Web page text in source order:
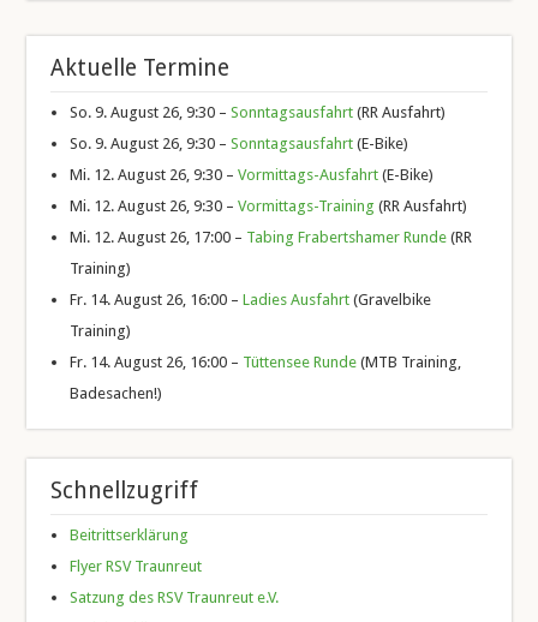
Aktuelle Termine
So. 9. August 26, 9:30 –Sonntagsausfahrt (RR Ausfahrt)
So. 9. August 26, 9:30 –Sonntagsausfahrt (E-Bike)
Mi. 12. August 26, 9:30 –Vormittags-Ausfahrt (E-Bike)
Mi. 12. August 26, 9:30 –Vormittags-Training (RR Ausfahrt)
Mi. 12. August 26, 17:00 – Tabing Frabertshamer Runde (RR
Training)
Fr. 14. August 26, 16:00 –Ladies Ausfahrt (Gravelbike
Training)
Fr. 14. August 26, 16:00 – Tüttensee Runde (MTB Training,
Badesachen!)
Schnellzugriff
Beitrittserklärung
Flyer RSV Traunreut
Satzung des RSV Traunreut e.V.